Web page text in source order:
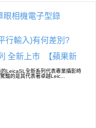
眼相機電子型錄
行輸入)有何差別?
全新上市
【蘋果新
LeicaSL全新系列代表專業攝影時
豔的是其代表著卓越Leic...